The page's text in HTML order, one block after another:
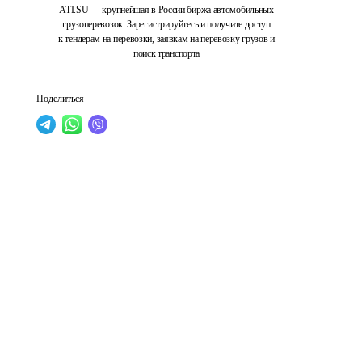
ATI.SU — крупнейшая в России биржа автомобильных
грузоперевозок. Зарегистрируйтесь и получите доступ
к тендерам на перевозки, заявкам на перевозку грузов и
поиск транспорта
Поделиться